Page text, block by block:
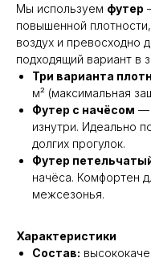
Мы используем футер
повышенной
воздух и
подходящий вариант в
Три варианта
м² (максимальная
Футер с начёсом —
изнутри. Идеально
долгих прогулок.
Футер
начёса. Комфортен
межсезонья.
Характеристики
Состав: